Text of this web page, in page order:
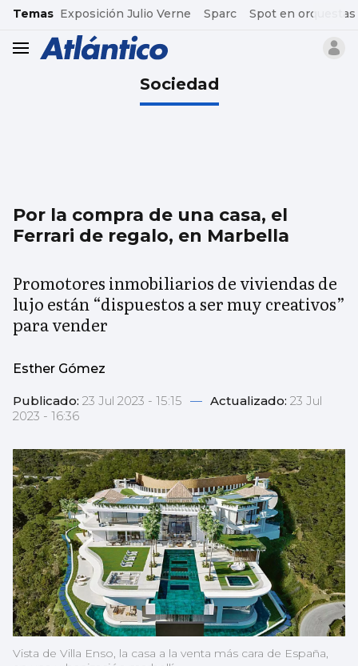
common.go-to-content
Temas Exposición Julio Verne Sparc Spot en orquestas
header.menu.open
Sociedad
Por la compra de una casa, el
Ferrari de regalo, en Marbella
Promotores inmobiliarios de viviendas de
lujo están “dispuestos a ser muy creativos”
para vender
Esther Gómez
Publicado: 23 Jul 2023 - 15:15 — Actualizado: 23 Jul
2023 - 16:36
Vista de Villa Enso, la casa a la venta más cara de España,